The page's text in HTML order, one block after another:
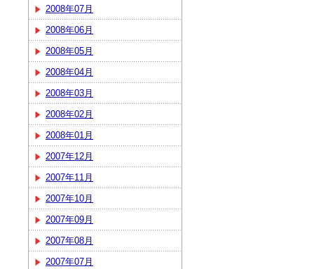
2008年07月
2008年06月
2008年05月
2008年04月
2008年03月
2008年02月
2008年01月
2007年12月
2007年11月
2007年10月
2007年09月
2007年08月
2007年07月